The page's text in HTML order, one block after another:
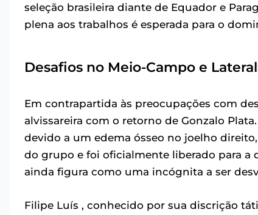
seleção brasileira diante de Equador e
plena aos trabalhos é esperada para o
Desafios no Meio-Campo e
Em contrapartida às preocupações com
alvissareira com o retorno de Gonzalo
devido a um edema ósseo no joelho
do grupo e foi oficialmente liberado para a
ainda figura como uma incógnita a ser
Filipe Luís , conhecido por sua discrição